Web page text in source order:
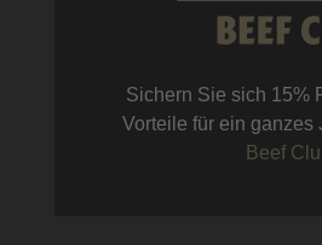
Sichern Sie sich 15%
Vorteile für ein ganzes
Beef